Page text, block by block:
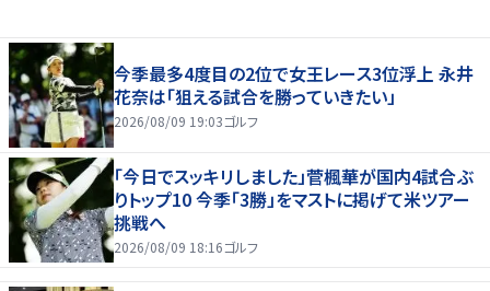
今季最多4度目の2位で女王レース3位浮上 永井
花奈は「狙える試合を勝っていきたい」
2026/08/09 19:03ゴルフ
「今日でスッキリしました」菅楓華が国内4試合ぶ
りトップ10 今季「3勝」をマストに掲げて米ツアー
挑戦へ
2026/08/09 18:16ゴルフ